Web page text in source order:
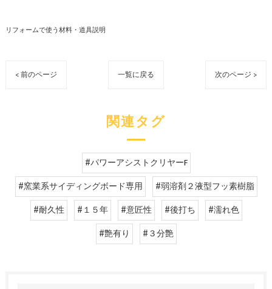
リフォームで使う材料・道具説明
< 前のページ 一覧に戻る 次のページ >
関連タグ
#パワーアシストクリヤーF
#窯業系サイディングボード専用
#弱溶剤２液型フッ素樹脂
#耐久性
#１５年 #意匠性 #後打ち
#濡れ色
#艶有り
#３分艶